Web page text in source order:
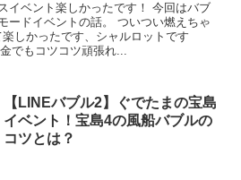
イベント楽しかったです！ 今回はバブ
ードイベントの話。 ついつい燃えちゃ
しかったです、シャルロットです
でもコツコツ頑張れ...
【LINEバブル2】ぐでたまの宝島
イベント！宝島4の風船バブルの
コツとは？